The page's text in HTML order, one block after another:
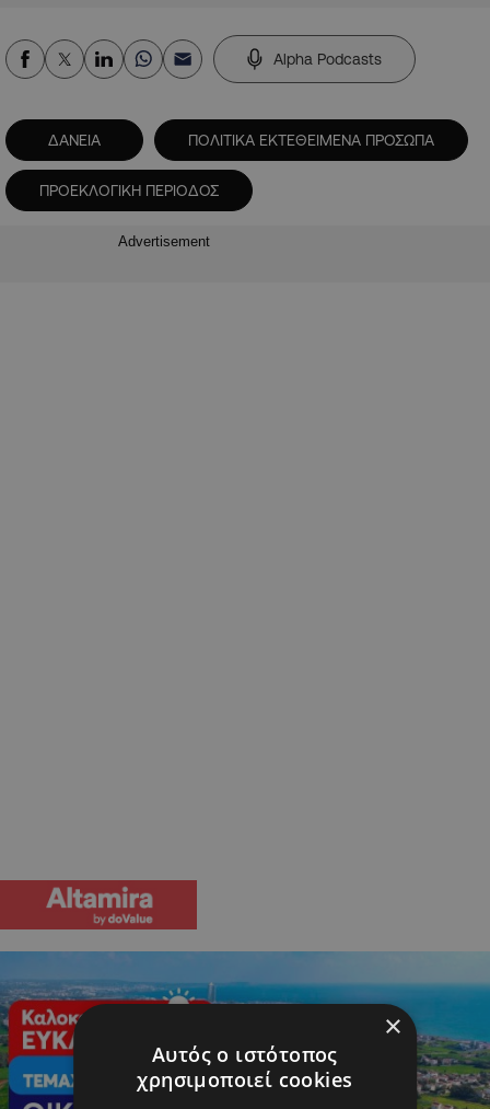
Alpha Podcasts
ΔΑΝΕΙΑ ΠΟΛΙΤΙΚΑ ΕΚΤΕΘΕΙΜΕΝΑ ΠΡΟΣΩΠΑ
ΠΡΟΕΚΛΟΓΙΚΗ ΠΕΡΙΟΔΟΣ
Advertisement
×
Αυτός ο ιστότοπος
χρησιμοποιεί cookies